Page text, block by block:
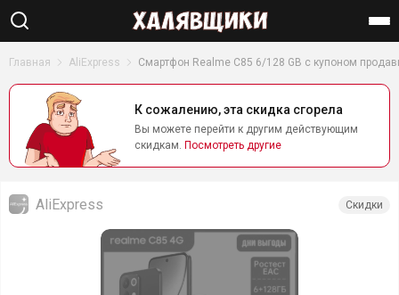
Найти
Главная AliExpress Смартфон Realme C85 6/128 GB с купоном
К сожалению, эта скидка сгорела
Вы можете перейти к другим действующим
скидкам. Посмотреть другие
AliExpress Скидки